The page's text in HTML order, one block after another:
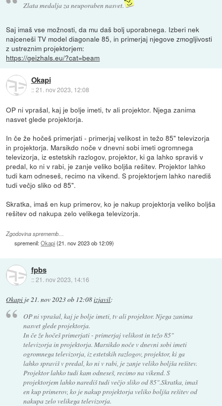
Zlata medalja za neuporaben nasvet.
Saj imaš vse možnosti, da mu daš bolj uporabnega. Izberi nek
najceneši TV model diagonale 85, in primerjaj njegove zmogljivosti
z ustreznim projektorjem:
https://geizhals.eu/?cat=beam
Okapi
::21. nov 2023, 12:08
OP ni vprašal, kaj je bolje imeti, tv ali projektor. Njega zanima
nasvet glede projektorja.
In če že hočeš primerjati - primerjaj velikost in težo 85" televizorja
in projektorja. Marsikdo noče v dnevni sobi imeti ogromnega
televizorja, iz estetskih razlogov, projektor, ki ga lahko spraviš v
predal, ko ni v rabi, je zanje veliko boljša rešitev. Projektor lahko
tudi kam odneseš, recimo na vikend. S projektorjem lahko narediš
tudi večjo sliko od 85".
Skratka, imaš en kup primerov, ko je nakup projektorja veliko boljša
rešitev od nakupa zelo velikega televizorja.
Zgodovina sprememb…
spremenil:Okapi(21. nov 2023 ob 12:09)
fpbs
::21. nov 2023, 14:16
Okapi je21. nov 2023 ob 12:08izjavil:
OP ni vprašal, kaj je bolje imeti, tv ali projektor. Njega zanima
nasvet glede projektorja.
In če že hočeš primerjati - primerjaj velikost in težo 85"
televizorja in projektorja. Marsikdo noče v dnevni sobi imeti
ogromnega televizorja, iz estetskih razlogov, projektor, ki ga
lahko spraviš v predal, ko ni v rabi, je zanje veliko boljša rešitev.
Projektor lahko tudi kam odneseš, recimo na vikend. S
projektorjem lahko narediš tudi večjo sliko od 85".Skratka, imaš
en kup primerov, ko je nakup projektorja veliko boljša rešitev od
nakupa zelo velikega televizorja.